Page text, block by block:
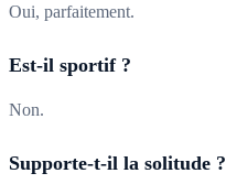
Oui, parfaitement.
Est-il sportif ?
Non.
Supporte-t-il la solitude ?